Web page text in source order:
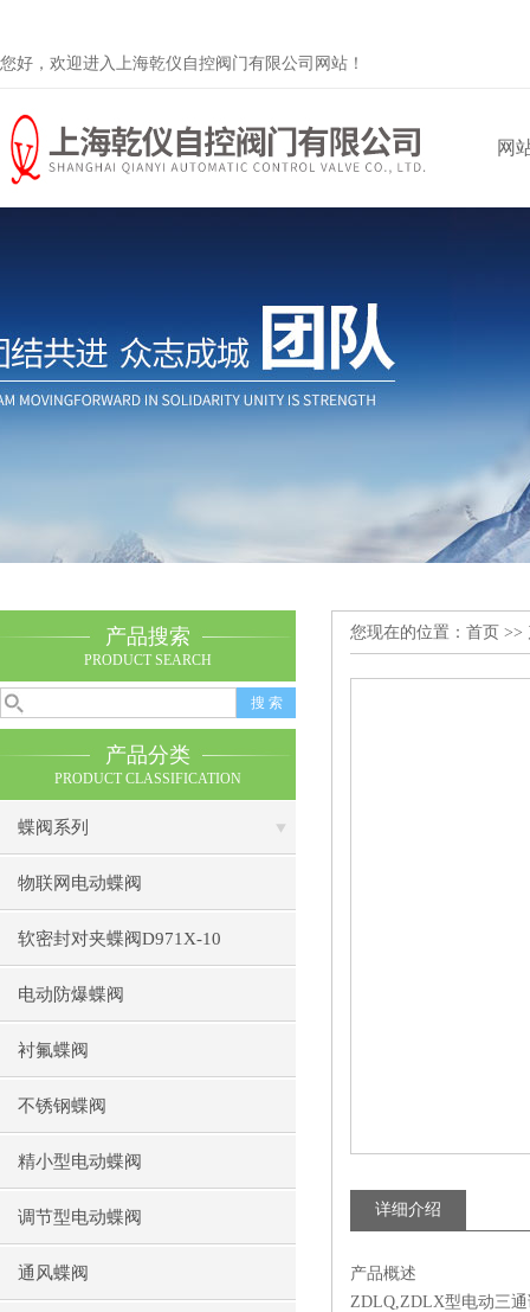
您好，欢迎进入上海乾仪自控阀门有限公司网站！
网
产品搜索
PRODUCT SEARCH
产品分类
PRODUCT CLASSIFICATION
蝶阀系列
物联网电动蝶阀
软密封对夹蝶阀D971X-10
电动防爆蝶阀
衬氟蝶阀
不锈钢蝶阀
精小型电动蝶阀
调节型电动蝶阀
通风蝶阀
您现在的位置： 首页 >>
详细介绍
产品概述
ZDLQ,ZDLX型电动三